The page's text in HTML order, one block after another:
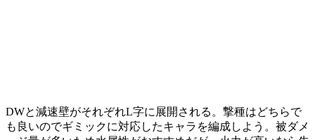
DWと減速壁がそれぞれL字に展開される。撃種はどちらで
も良いのでギミックに対応したキャラを編成しよう。被ダメ